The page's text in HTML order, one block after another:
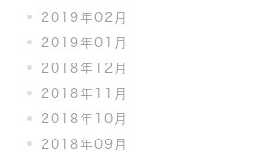
2019年02月
2019年01月
2018年12月
2018年11月
2018年10月
2018年09月